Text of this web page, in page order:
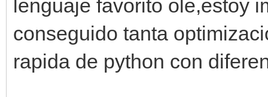
lenguaje favorito ole,estoy
conseguido tanta
rapida de python con